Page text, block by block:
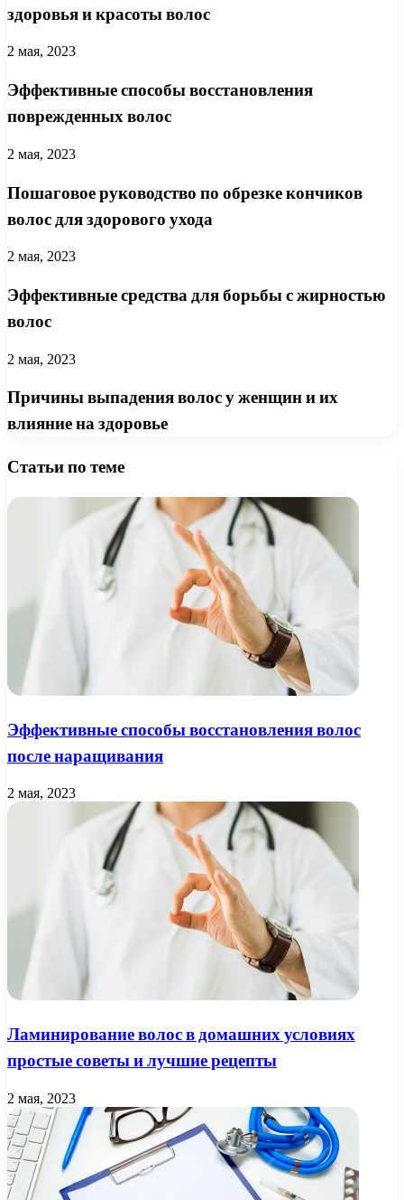
здоровья и красоты волос
2 мая, 2023
Эффективные способы восстановления
поврежденных волос
2 мая, 2023
Пошаговое руководство по обрезке кончиков
волос для здорового ухода
2 мая, 2023
Эффективные средства для борьбы с жирностью
волос
2 мая, 2023
Причины выпадения волос у женщин и их
влияние на здоровье
Статьи по теме
Эффективные способы восстановления волос
после наращивания
2 мая, 2023
Ламинирование волос в домашних условиях
простые советы и лучшие рецепты
2 мая, 2023